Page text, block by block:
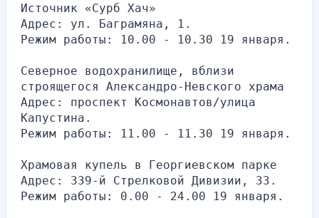
Источник «Сурб Хач»
Адрес: ул. Баграмяна, 1.
Режим работы: 10.00 - 10.30 19 января.
Северное водохранилище, вблизи
строящегося Александро-Невского храма
Адрес: проспект Космонавтов/улица
Капустина.
Режим работы: 11.00 - 11.30 19 января.
Храмовая купель в Георгиевском парке
Адрес: 339-й Стрелковой Дивизии, 33.
Режим работы: 0.00 - 24.00 19 января.